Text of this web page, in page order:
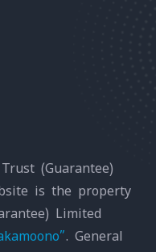
(Guarantee)
is the property
Limited
. General